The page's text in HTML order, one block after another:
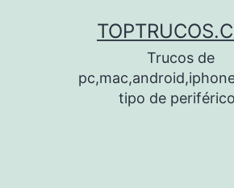
Trucos de
tipo de